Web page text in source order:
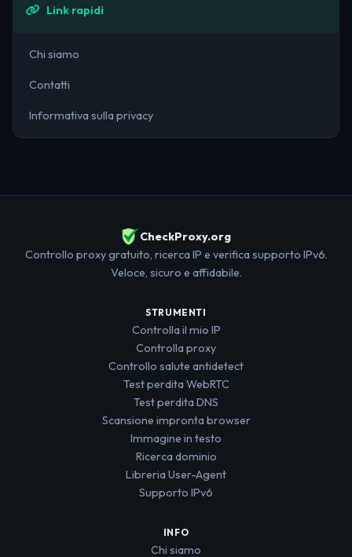
Link rapidi
Chi siamo
Contatti
Informativa sulla privacy
CheckProxy.org
Controllo proxy gratuito, ricerca IP e verifica supporto IPv6.
Veloce, sicuro e affidabile.
STRUMENTI
Controlla il mio IP
Controlla proxy
Controllo salute antidetect
Test perdita WebRTC
Test perdita DNS
Scansione impronta browser
Immagine in testo
Ricerca dominio
Libreria User-Agent
Supporto IPv6
INFO
Chi siamo